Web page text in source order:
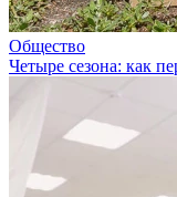
Общество
Четыре сезона: как